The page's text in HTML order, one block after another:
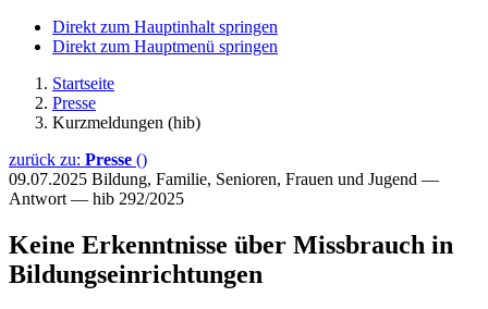
Direkt zum Hauptinhalt springen
Direkt zum Hauptmenü springen
Startseite
Presse
Kurzmeldungen (hib)
zurück zu: Presse ()
09.07.2025 Bildung, Familie, Senioren, Frauen und Jugend —
Antwort — hib 292/2025
Keine Erkenntnisse über Missbrauch in
Bildungseinrichtungen